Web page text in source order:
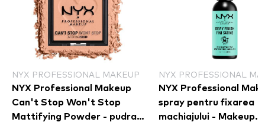
NYX PROFESSIONAL MAKEUP
NYX Professional Makeup
Can't Stop Won't Stop
Mattifying Powder - pudra
NYX PROFESSIONAL
NYX Professional
spray pentru fixarea
machiajului - Makeup